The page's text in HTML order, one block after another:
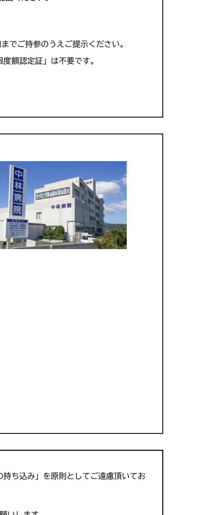
でご持参のうえご提示ください。
額認定証」は不要です。
ち込み」を原則としてご遠慮頂いてお